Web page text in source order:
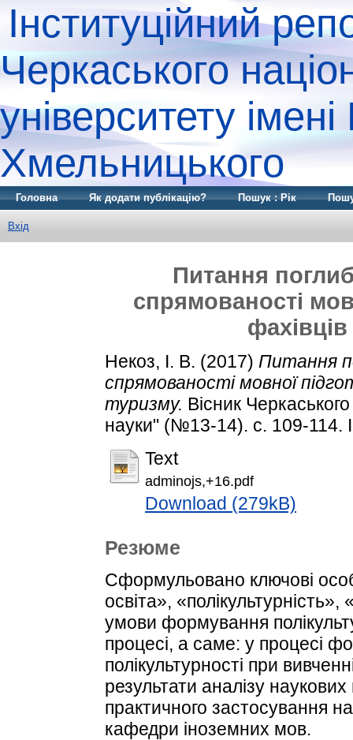
Інституційний
Черкаського
університету
Хмельницького
Головна Як додати публікацію? Пошук : Рік
Вхід
Питання
спрямованості
Некоз, І. В. (2017) Питання
спрямованості мовної
туризму. Вісник
науки" (№13-14). с. 109-114.
Text
adminojs,+16.pdf
Download (279kB)
Резюме
Cформульовано ключові
освіта»,
умови формування
процесі, а саме: у процесі
полікультурності при
результати аналізу
практичного застосування
кафедри іноземних мов.